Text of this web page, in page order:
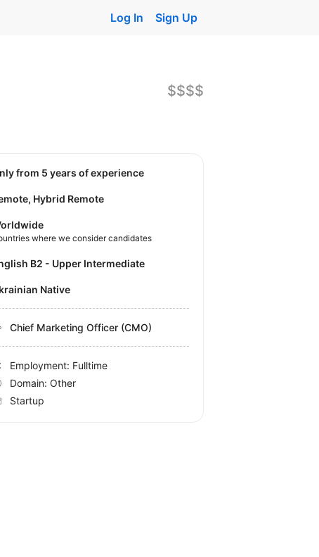
Log In Sign Up
$$$$
Only from 5 years of experience
Hybrid Remote
where we consider candidates
B2 - Upper Intermediate
Ukrainian Native
Chief Marketing Officer (CMO)
Employment: Fulltime
Domain: Other
Startup